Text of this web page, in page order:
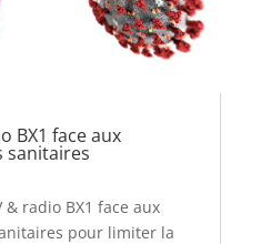
BX1 face aux
sanitaires
& radio BX1 face aux
pour limiter la